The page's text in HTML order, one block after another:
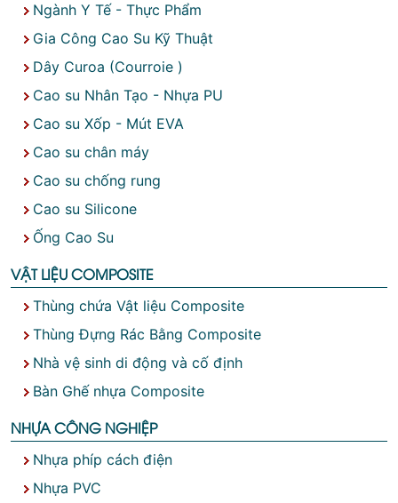
Ngành Y Tế - Thực Phẩm
Gia Công Cao Su Kỹ Thuật
Dây Curoa (Courroie )
Cao su Nhân Tạo - Nhựa PU
Cao su Xốp - Mút EVA
Cao su chân máy
Cao su chống rung
Cao su Silicone
Ống Cao Su
VẬT LIỆU COMPOSITE
Thùng chứa Vật liệu Composite
Thùng Đựng Rác Bằng Composite
Nhà vệ sinh di động và cố định
Bàn Ghế nhựa Composite
NHỰA CÔNG NGHIỆP
Nhựa phíp cách điện
Nhựa PVC